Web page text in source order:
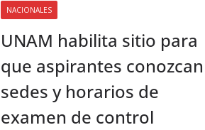
NACIONALES
UNAM habilita sitio para
que aspirantes conozcan
sedes y horarios de
examen de control